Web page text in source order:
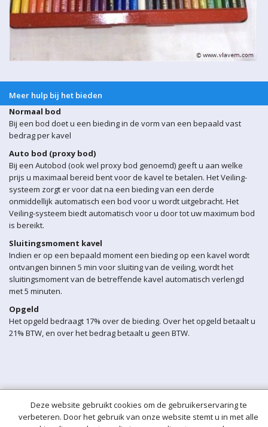
Meer hulp bij het bieden
Normaal bod
Bij een bod doet u een bieding in de vorm van een bepaald vast
bedrag per kavel
Auto bod (proxy bod)
Bij een Autobod (ook wel proxy bod genoemd) geeft u aan welke
prijs u maximaal bereid bent voor de kavel te betalen. Het Veiling-
systeem zorgt er voor dat na een bieding van een derde
onmiddellijk automatisch een bod voor u wordt uitgebracht. Het
Veiling-systeem biedt automatisch voor u door tot uw maximum bod
is bereikt.
Sluitingsmoment kavel
Indien er op een bepaald moment een bieding op een kavel wordt
ontvangen binnen 5 min voor sluiting van de veiling, wordt het
sluitingsmoment van de betreffende kavel automatisch verlengd
met 5 minuten.
Opgeld
Het opgeld bedraagt 17% over de bieding. Over het opgeld betaalt u
21% BTW, en over het bedrag betaalt u geen BTW.
Deze website gebruikt cookies om de gebruikerservaring te
verbeteren. Door het gebruik van onze website stemt u in met alle